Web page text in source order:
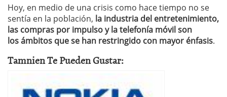
Hoy, en medio de una crisis como hace tiempo no se
sentía en la población, la industria del entretenimiento,
las compras por impulso y la telefonía móvil son
los ámbitos que se han restringido con mayor énfasis.
Tamnien Te Pueden Gustar: